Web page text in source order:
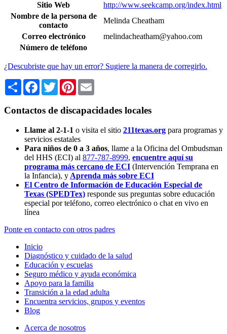
Sitio Web
http://www.seekcamp.org/index.html
Nombre de la persona de
contacto
Melinda Cheatham
Correo electrónico
melindacheatham@yahoo.com
Número de teléfono
¿Descubriste que hay un error? Sugiere la manera de corregirlo.
Share Facebook
TwitterPinterest
Contactos de discapacidades locales
Llame al 2-1-1 o visita el sitio 211texas.org para programas y
servicios estatales
Para niños de 0 a 3 años, llame a la Oficina del Ombudsman
del HHS (ECI) al 877-787-8999, encuentre aquí su
programa más cercano de ECI (Intervención Temprana en
la Infancia), y Aprenda más sobre ECI
El Centro de Información de Educación Especial de
Texas (SPEDTex) responde sus preguntas sobre educación
especial por teléfono, correo electrónico o chat en vivo en
línea
Ponte en contacto con otros padres
Inicio
Diagnóstico y cuidado de la salud
Educación y escuelas
Seguro médico y ayuda económica
Apoyo para la familia
Transición a la edad adulta
Encuentra servicios, grupos y eventos
Blog
Acerca de nosotros